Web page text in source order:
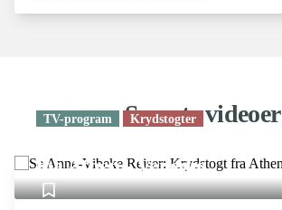
Seneste videoer
TV-program Krydstogter
fra Athen - Venedig